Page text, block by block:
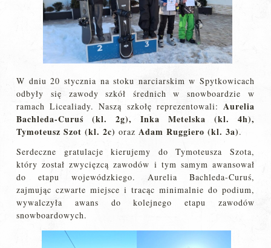
W dniu 20 stycznia na stoku narciarskim w Spytkowicach
odbyły się zawody szkół średnich w snowboardzie w
ramach Licealiady. Naszą szkołę reprezentowali: Aurelia
Bachleda-Curuś (kl. 2g), Inka Metelska (kl. 4h),
Tymoteusz Szot (kl. 2c)oraz Adam Ruggiero (kl. 3a).
Serdeczne gratulacje kierujemy do Tymoteusza Szota,
który został zwycięzcą zawodów i tym samym awansował
do etapu wojewódzkiego. Aurelia Bachleda-Curuś,
zajmując czwarte miejsce i tracąc minimalnie do podium,
wywalczyła awans do kolejnego etapu zawodów
snowboardowych.